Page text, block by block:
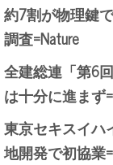
約7割が物理鍵
調査=Nature
全建総連「第6
は十分に進まず
東京セキスイハ
地開発で初協業